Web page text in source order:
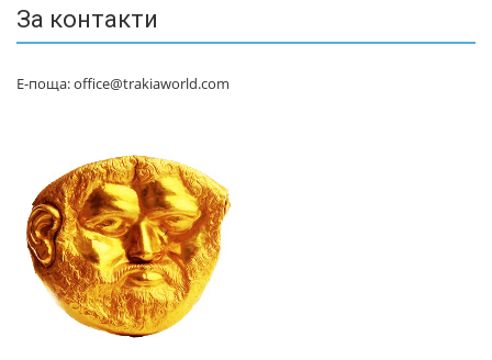
За контакти
Е-поща: office@trakiaworld.com